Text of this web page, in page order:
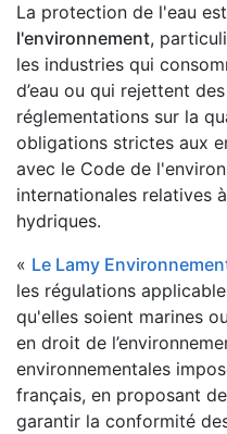
La protection de l'eau
l'environnement,
les industries qui
d’eau ou qui rejettent
réglementations sur la
obligations strictes aux
avec le Code de
internationales relatives
hydriques.
« Le Lamy
les régulations
qu'elles soient marines
en droit de
environnementales
français, en proposant
garantir la conformité